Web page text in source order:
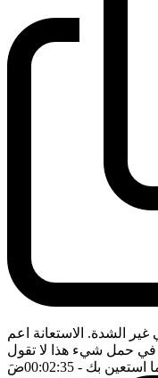
الشدة. الاستعانة اعم
في حمل شيء هذا لا تقول
استعين بك - 00:02:35 ضَ